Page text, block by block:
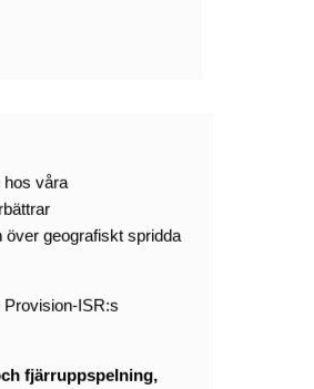
hos våra
över geografiskt spridda
Provision-ISR:s
fjärruppspelning,